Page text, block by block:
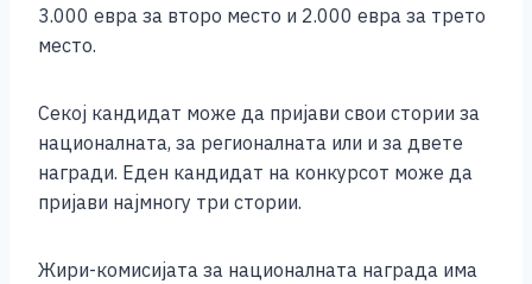
3.000 евра за второ место и 2.000 евра за трето
место.
Секој кандидат може да пријави свои стории за
националната, за регионалната или и за двете
награди. Еден кандидат на конкурсот може да
пријави најмногу три стории.
Жири-комисијата за националната награда има